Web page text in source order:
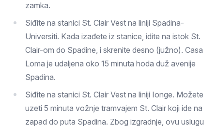
zamka.
Siđite na stanici St. Clair Vest na liniji Spadina-
Universiti. Kada izađete iz stanice, idite na istok St.
Clair-om do Spadine, i skrenite desno (južno). Casa
Loma je udaljena oko 15 minuta hoda duž avenije
Spadina.
Siđite na stanici St. Clair Vest na liniji Ionge. Možete
uzeti 5 minuta vožnje tramvajem St. Clair koji ide na
zapad do puta Spadina. Zbog izgradnje, ovu uslugu